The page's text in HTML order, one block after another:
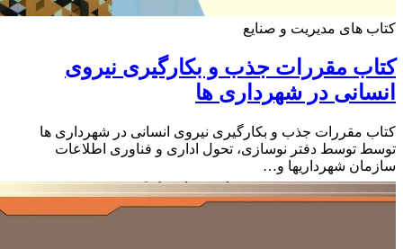
های مدیریت و صنایع
مقررات جذب و بکارگیری نیروی
در شهرداری ها
مقررات جذب و بکارگیری نیروی انسانی در شهرداری ها
توسط دفتر نوسازی، تحول اداری و فناوری اطلاعات
شهرداریها و…